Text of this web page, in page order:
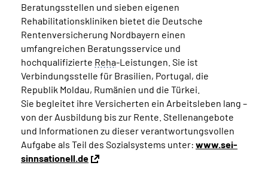
Beratungsstellen und sieben eigenen
Rehabilitationskliniken bietet die Deutsche
Rentenversicherung Nordbayern einen
umfangreichen Beratungsservice und
hochqualifizierte Reha-Leistungen. Sie ist
Verbindungsstelle für Brasilien, Portugal, die
Republik Moldau, Rumänien und die Türkei.
Sie begleitet ihre Versicherten ein Arbeitsleben lang –
von der Ausbildung bis zur Rente. Stellenangebote
und Informationen zu dieser verantwortungsvollen
Aufgabe als Teil des Sozialsystems unter: www.sei-
sinnsationell.de